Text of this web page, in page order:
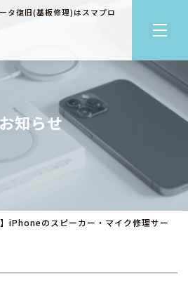
タ復旧(基板修理)はスマプロ
知らせ
のスピーカー・マイク修理サー